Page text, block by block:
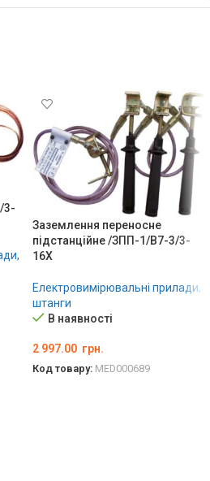
3-
Заземлення переносне
підстанційне /ЗПП-1/B7-3/3-
16X
Електровимірювальні прилади,
штанги
В наявності
2 997.00 грн.
Код товару: MED000689